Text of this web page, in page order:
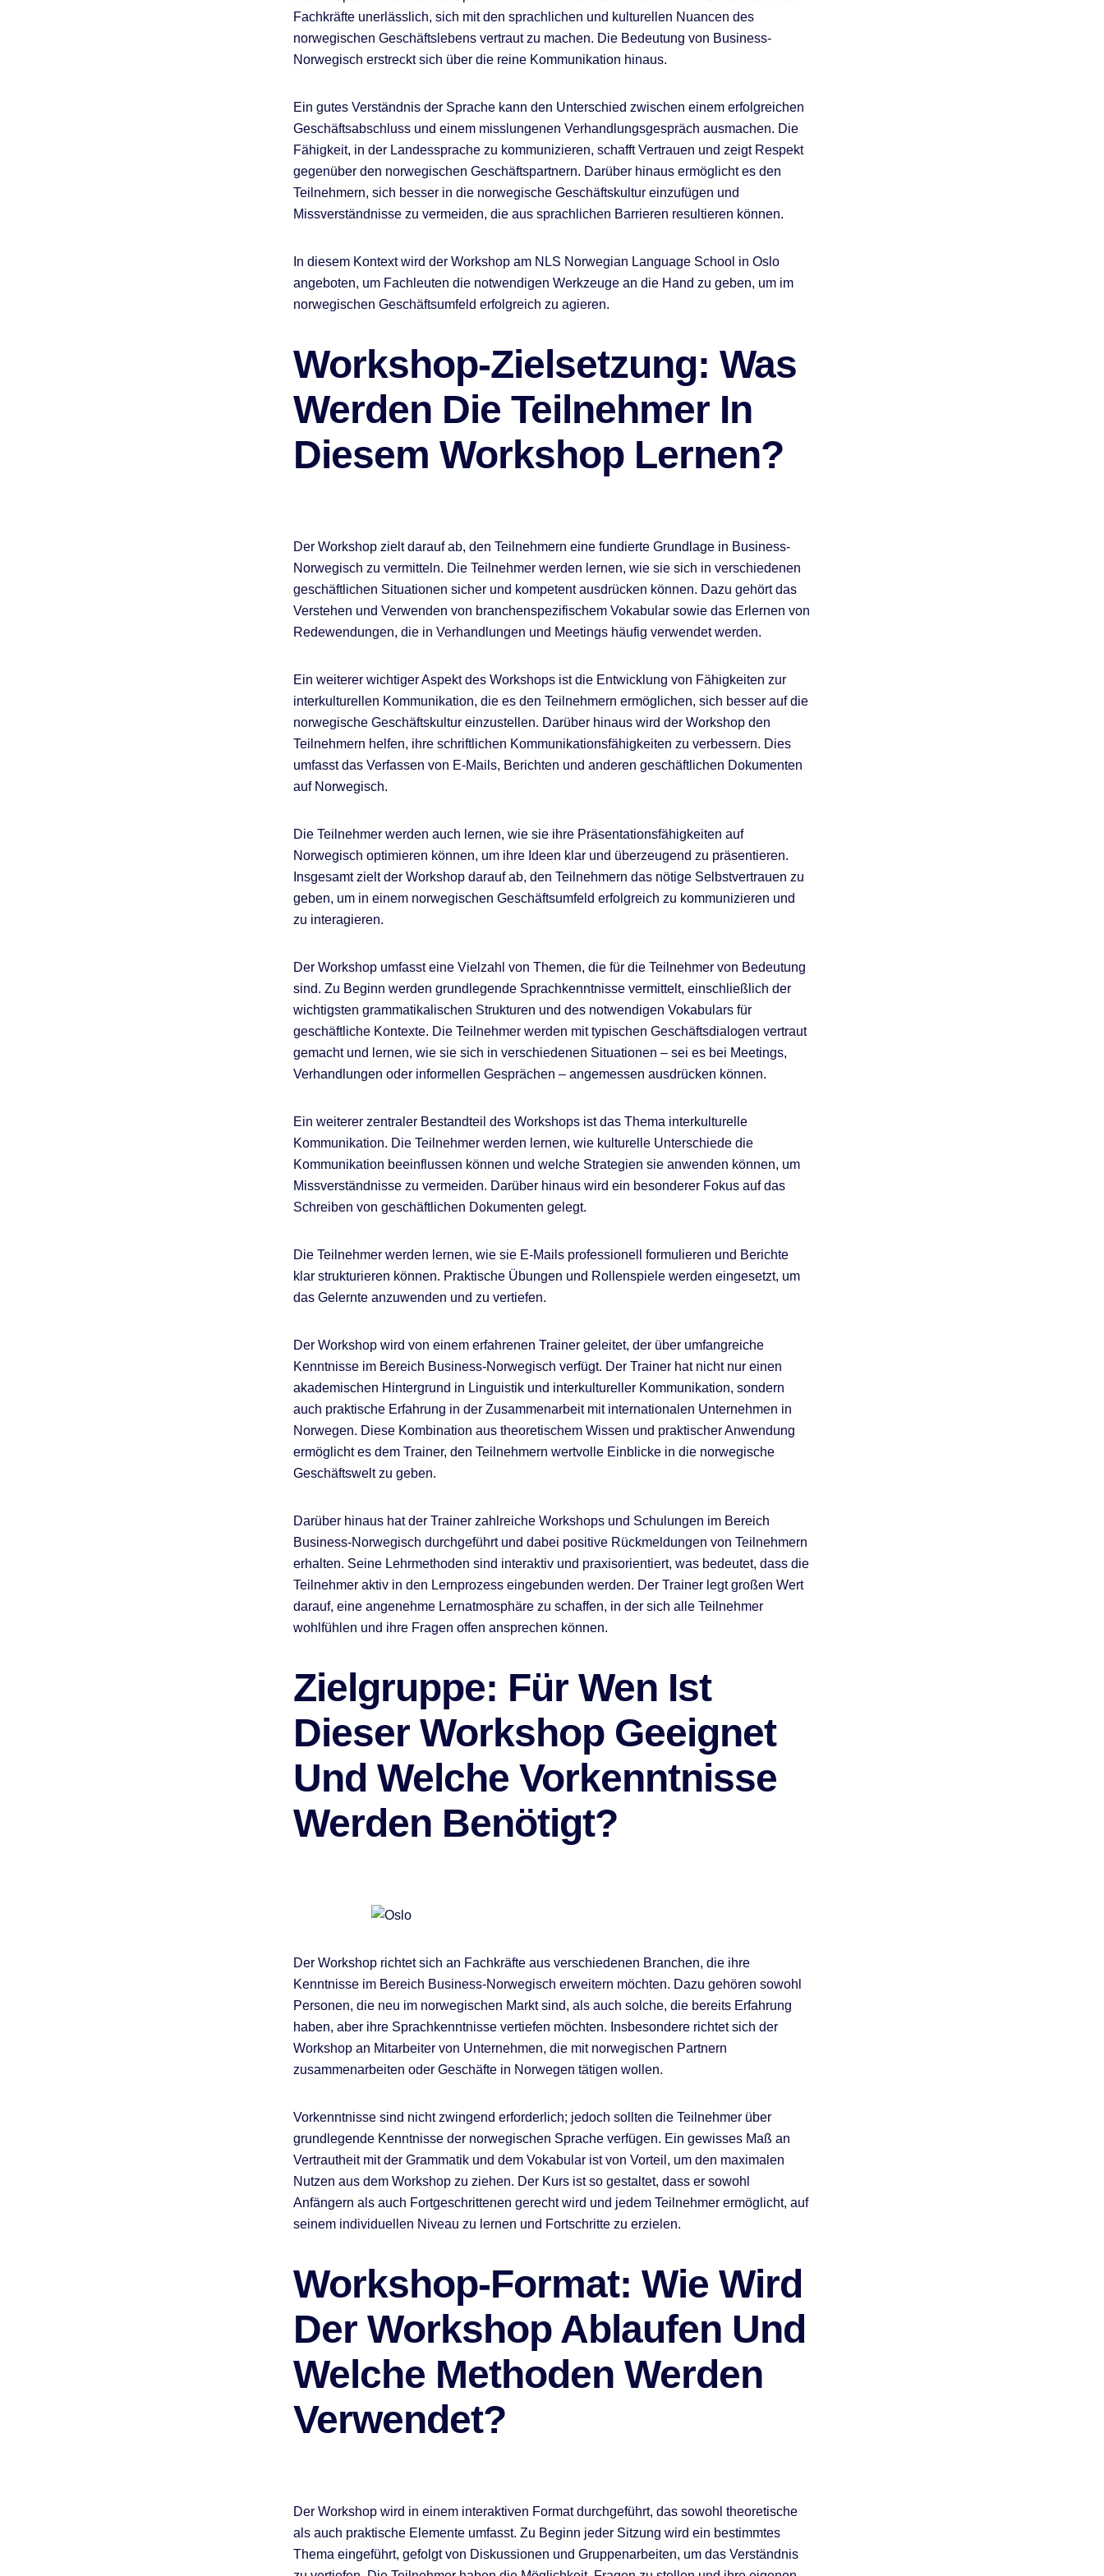
Fachkräfte unerlässlich, sich mit den sprachlichen und kulturellen Nuancen des
norwegischen Geschäftslebens vertraut zu machen. Die Bedeutung von Business-
Norwegisch erstreckt sich über die reine Kommunikation hinaus.
Ein gutes Verständnis der Sprache kann den Unterschied zwischen einem erfolgreichen
Geschäftsabschluss und einem misslungenen Verhandlungsgespräch ausmachen. Die
Fähigkeit, in der Landessprache zu kommunizieren, schafft Vertrauen und zeigt Respekt
gegenüber den norwegischen Geschäftspartnern. Darüber hinaus ermöglicht es den
Teilnehmern, sich besser in die norwegische Geschäftskultur einzufügen und
Missverständnisse zu vermeiden, die aus sprachlichen Barrieren resultieren können.
In diesem Kontext wird der Workshop am NLS Norwegian Language School in Oslo
angeboten, um Fachleuten die notwendigen Werkzeuge an die Hand zu geben, um im
norwegischen Geschäftsumfeld erfolgreich zu agieren.
Workshop-Zielsetzung: Was
Werden Die Teilnehmer In
Diesem Workshop Lernen?
Der Workshop zielt darauf ab, den Teilnehmern eine fundierte Grundlage in Business-
Norwegisch zu vermitteln. Die Teilnehmer werden lernen, wie sie sich in verschiedenen
geschäftlichen Situationen sicher und kompetent ausdrücken können. Dazu gehört das
Verstehen und Verwenden von branchenspezifischem Vokabular sowie das Erlernen von
Redewendungen, die in Verhandlungen und Meetings häufig verwendet werden.
Ein weiterer wichtiger Aspekt des Workshops ist die Entwicklung von Fähigkeiten zur
interkulturellen Kommunikation, die es den Teilnehmern ermöglichen, sich besser auf die
norwegische Geschäftskultur einzustellen. Darüber hinaus wird der Workshop den
Teilnehmern helfen, ihre schriftlichen Kommunikationsfähigkeiten zu verbessern. Dies
umfasst das Verfassen von E-Mails, Berichten und anderen geschäftlichen Dokumenten
auf Norwegisch.
Die Teilnehmer werden auch lernen, wie sie ihre Präsentationsfähigkeiten auf
Norwegisch optimieren können, um ihre Ideen klar und überzeugend zu präsentieren.
Insgesamt zielt der Workshop darauf ab, den Teilnehmern das nötige Selbstvertrauen zu
geben, um in einem norwegischen Geschäftsumfeld erfolgreich zu kommunizieren und
zu interagieren.
Der Workshop umfasst eine Vielzahl von Themen, die für die Teilnehmer von Bedeutung
sind. Zu Beginn werden grundlegende Sprachkenntnisse vermittelt, einschließlich der
wichtigsten grammatikalischen Strukturen und des notwendigen Vokabulars für
geschäftliche Kontexte. Die Teilnehmer werden mit typischen Geschäftsdialogen vertraut
gemacht und lernen, wie sie sich in verschiedenen Situationen – sei es bei Meetings,
Verhandlungen oder informellen Gesprächen – angemessen ausdrücken können.
Ein weiterer zentraler Bestandteil des Workshops ist das Thema interkulturelle
Kommunikation. Die Teilnehmer werden lernen, wie kulturelle Unterschiede die
Kommunikation beeinflussen können und welche Strategien sie anwenden können, um
Missverständnisse zu vermeiden. Darüber hinaus wird ein besonderer Fokus auf das
Schreiben von geschäftlichen Dokumenten gelegt.
Die Teilnehmer werden lernen, wie sie E-Mails professionell formulieren und Berichte
klar strukturieren können. Praktische Übungen und Rollenspiele werden eingesetzt, um
das Gelernte anzuwenden und zu vertiefen.
Der Workshop wird von einem erfahrenen Trainer geleitet, der über umfangreiche
Kenntnisse im Bereich Business-Norwegisch verfügt. Der Trainer hat nicht nur einen
akademischen Hintergrund in Linguistik und interkultureller Kommunikation, sondern
auch praktische Erfahrung in der Zusammenarbeit mit internationalen Unternehmen in
Norwegen. Diese Kombination aus theoretischem Wissen und praktischer Anwendung
ermöglicht es dem Trainer, den Teilnehmern wertvolle Einblicke in die norwegische
Geschäftswelt zu geben.
Darüber hinaus hat der Trainer zahlreiche Workshops und Schulungen im Bereich
Business-Norwegisch durchgeführt und dabei positive Rückmeldungen von Teilnehmern
erhalten. Seine Lehrmethoden sind interaktiv und praxisorientiert, was bedeutet, dass die
Teilnehmer aktiv in den Lernprozess eingebunden werden. Der Trainer legt großen Wert
darauf, eine angenehme Lernatmosphäre zu schaffen, in der sich alle Teilnehmer
wohlfühlen und ihre Fragen offen ansprechen können.
Zielgruppe: Für Wen Ist
Dieser Workshop Geeignet
Und Welche Vorkenntnisse
Werden Benötigt?
Der Workshop richtet sich an Fachkräfte aus verschiedenen Branchen, die ihre
Kenntnisse im Bereich Business-Norwegisch erweitern möchten. Dazu gehören sowohl
Personen, die neu im norwegischen Markt sind, als auch solche, die bereits Erfahrung
haben, aber ihre Sprachkenntnisse vertiefen möchten. Insbesondere richtet sich der
Workshop an Mitarbeiter von Unternehmen, die mit norwegischen Partnern
zusammenarbeiten oder Geschäfte in Norwegen tätigen wollen.
Vorkenntnisse sind nicht zwingend erforderlich; jedoch sollten die Teilnehmer über
grundlegende Kenntnisse der norwegischen Sprache verfügen. Ein gewisses Maß an
Vertrautheit mit der Grammatik und dem Vokabular ist von Vorteil, um den maximalen
Nutzen aus dem Workshop zu ziehen. Der Kurs ist so gestaltet, dass er sowohl
Anfängern als auch Fortgeschrittenen gerecht wird und jedem Teilnehmer ermöglicht, auf
seinem individuellen Niveau zu lernen und Fortschritte zu erzielen.
Workshop-Format: Wie Wird
Der Workshop Ablaufen Und
Welche Methoden Werden
Verwendet?
Der Workshop wird in einem interaktiven Format durchgeführt, das sowohl theoretische
als auch praktische Elemente umfasst. Zu Beginn jeder Sitzung wird ein bestimmtes
Thema eingeführt, gefolgt von Diskussionen und Gruppenarbeiten, um das Verständnis